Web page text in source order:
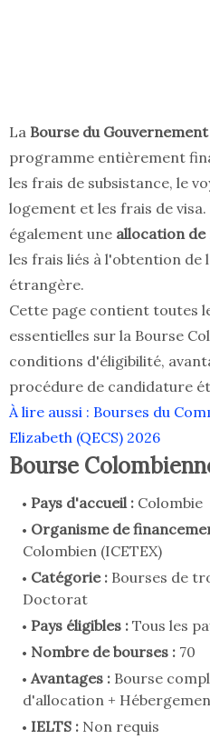
La Bourse du
programme entièrement
les frais de subsistance, le
logement et les frais de
également une allocation de
les frais liés à l'obtention de
étrangère.
Cette page contient toutes
essentielles sur la Bourse
conditions d'éligibilité,
procédure de candidature
À lire aussi : Bourses du
Elizabeth (QECS) 2026
Bourse
Pays d'accueil : Colombie
Organisme de
Colombien (ICETEX)
Catégorie : Bourses de
Doctorat
Pays éligibles : Tous les
Nombre de bourses : 70
Avantages : Bourse
d'allocation +
IELTS : Non requis